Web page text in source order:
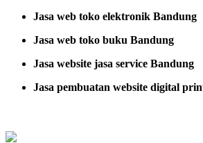
Jasa web toko elektronik Bandung
Jasa web toko buku Bandung
Jasa website jasa service Bandung
Jasa pembuatan website digital